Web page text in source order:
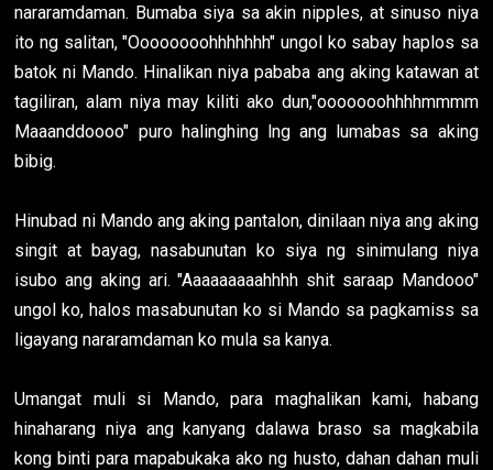
nararamdaman. Bumaba siya sa akin nipples, at sinuso niya
ito ng salitan, "Oooooooohhhhhhh" ungol ko sabay haplos sa
batok ni Mando. Hinalikan niya pababa ang aking katawan at
tagiliran, alam niya may kiliti ako dun,"ooooooohhhhmmmm
Maaanddoooo" puro halinghing lng ang lumabas sa aking
bibig.
Hinubad ni Mando ang aking pantalon, dinilaan niya ang aking
singit at bayag, nasabunutan ko siya ng sinimulang niya
isubo ang aking ari. "Aaaaaaaaahhhh shit saraap Mandooo"
ungol ko, halos masabunutan ko si Mando sa pagkamiss sa
ligayang nararamdaman ko mula sa kanya.
Umangat muli si Mando, para maghalikan kami, habang
hinaharang niya ang kanyang dalawa braso sa magkabila
kong binti para mapabukaka ako ng husto, dahan dahan muli